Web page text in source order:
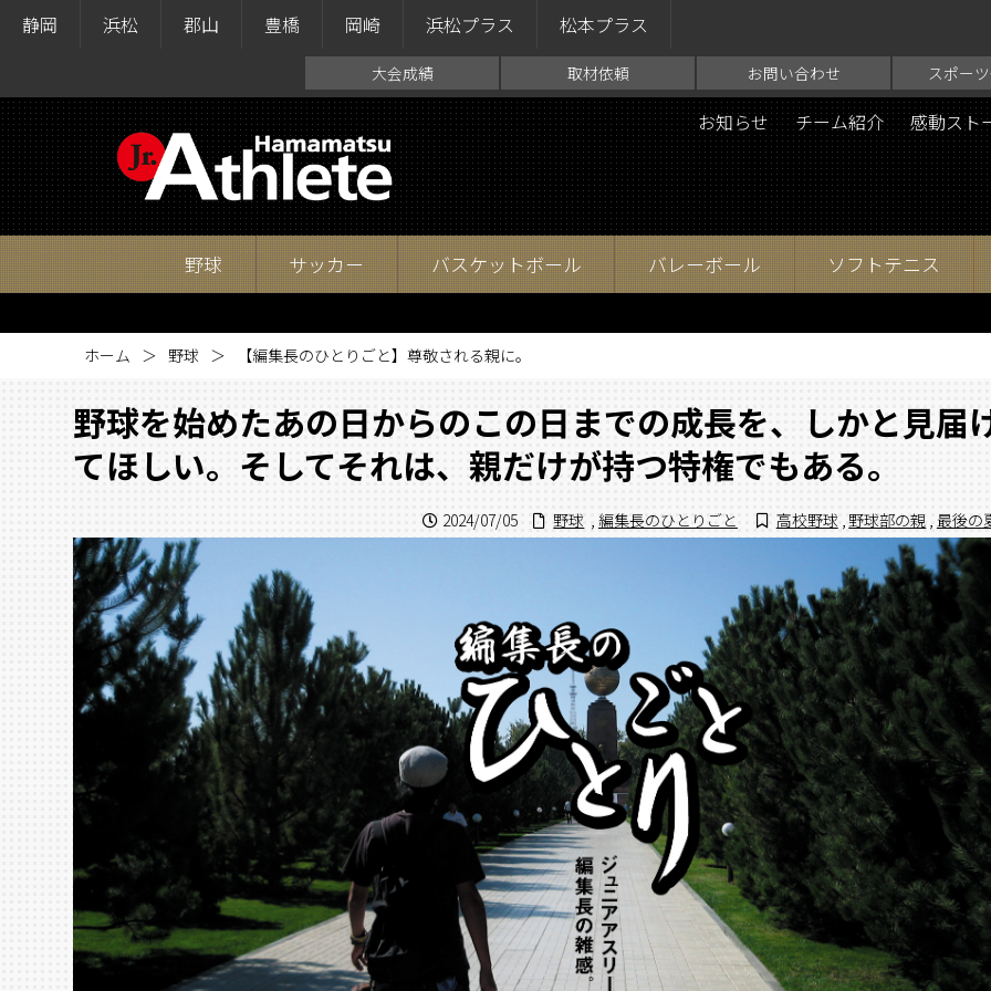
静岡 浜松 郡山 豊橋 岡崎 浜松プラス 松本プラス
大会成績 取材依頼 お問い合わせ スポー
お知らせ チーム紹介 感動スト
野球 サッカー バスケットボール バレーボール ソフトテニス
ホーム 野球 【編集長のひとりごと】尊敬される親に。
野球を始めたあの日からのこの日までの成長を、しかと見届
てほしい。そしてそれは、親だけが持つ特権でもある。
2024/07/05 野球 , 編集長のひとりごと 高校野球 ,野球部の親 , 最後の